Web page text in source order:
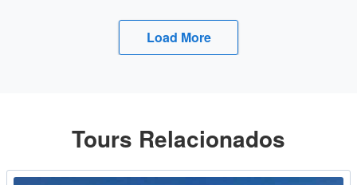
Load More
Tours Relacionados